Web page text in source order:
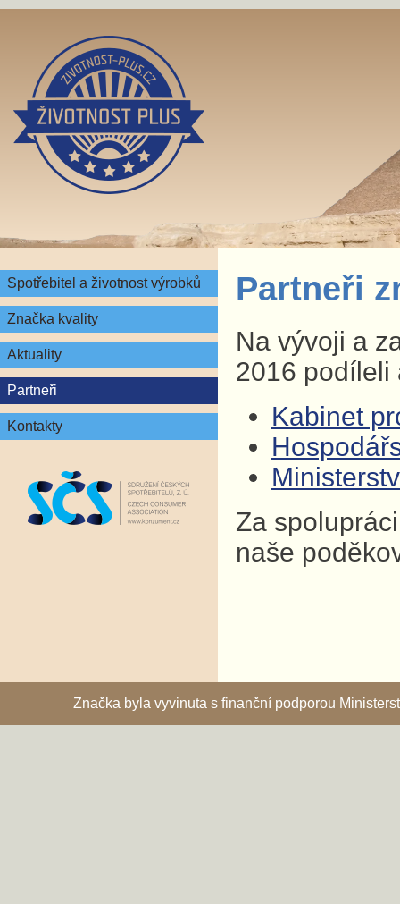
Spotřebitel a životnost výrobků
Značka kvality
Aktuality
Partneři
Kontakty
Partneři
Na vývoji a
2016 podíleli
Kabinet
Za
naše
Značka byla vyvinuta s finanční podporou